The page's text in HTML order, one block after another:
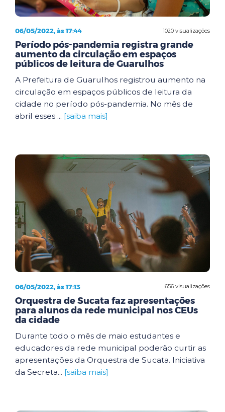
1020 visualizações
06/05/2022, às 17:44
Período pós-pandemia registra grande
aumento da circulação em espaços
públicos de leitura de Guarulhos
A Prefeitura de Guarulhos registrou aumento na
circulação em espaços públicos de leitura da
cidade no período pós-pandemia. No mês de
abril esses ... [saiba mais]
656 visualizações
06/05/2022, às 17:13
Orquestra de Sucata faz apresentações
para alunos da rede municipal nos CEUs
da cidade
Durante todo o mês de maio estudantes e
educadores da rede municipal poderão curtir as
apresentações da Orquestra de Sucata. Iniciativa
da Secreta... [saiba mais]